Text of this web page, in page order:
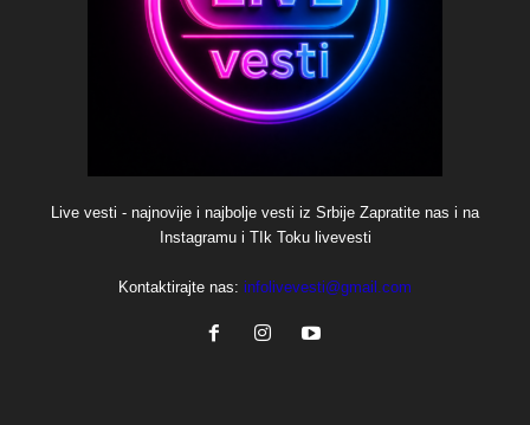
Live vesti - najnovije i najbolje vesti iz Srbije Zapratite nas i na
Instagramu i TIk Toku livevesti
Kontaktirajte nas: infolivevesti@gmail.com